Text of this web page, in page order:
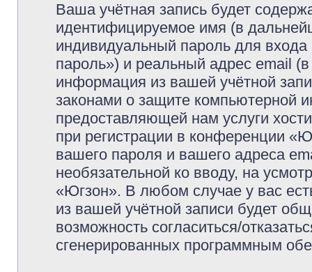
Ваша учётная запись будет
идентифицируемое имя (в
индивидуальный пароль для
пароль») и реальный адрес email
информация из вашей учётной
законами о защите компьютерной
предоставляющей нам услуги
при регистрации в конференции
вашего пароля и вашего адреса
необязательной ко вводу, на
«Югзон». В любом случае у вас
из вашей учётной записи будет
возможность согласиться/
сгенерированных программным